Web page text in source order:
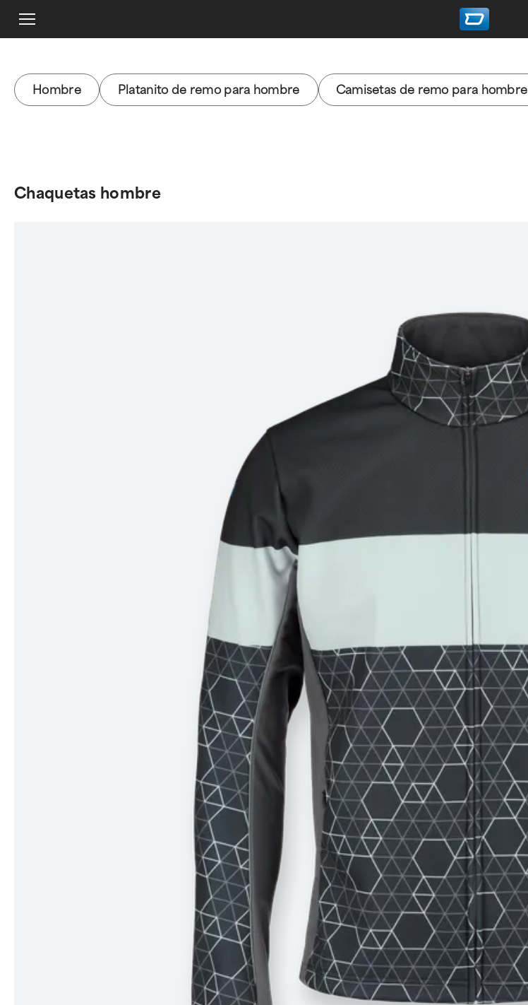
Hombre Platanito de remo para hombre Camisetas de remo para hombre
Chaquetas hombre